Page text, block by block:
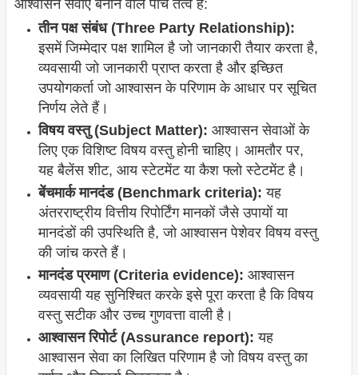
आश्वासन सेवाएं बनाने वाले पांच तत्व हैं:
तीन पक्ष संबंध (Three Party Relationship):
इसमें जिम्मेदार पक्ष शामिल है जो जानकारी तैयार करता है,
व्यवसायी जो जानकारी प्राप्त करता है और इच्छित
उपयोगकर्ता जो आश्वासन के परिणाम के आधार पर सूचित
निर्णय लेते हैं।
विषय वस्तु (Subject Matter): आश्वासन सेवाओं के
लिए एक विशिष्ट विषय वस्तु होनी चाहिए। आमतौर पर,
यह बैलेंस शीट, आय स्टेटमेंट या कैश फ्लो स्टेटमेंट है।
बेंचमार्क मानदंड (Benchmark criteria): यह
अंतरराष्ट्रीय वित्तीय रिपोर्टिंग मानकों जैसे उपायों या
मानदंडों की उपस्थिति है, जो आश्वासन पेशेवर विषय वस्तु
की जांच करते हैं।
मानदंड प्रमाण (Criteria evidence): आश्वासन
व्यवसायी यह सुनिश्चित करके इसे पूरा करता है कि विषय
वस्तु सटीक और उच्च गुणवत्ता वाली है।
आश्वासन रिपोर्ट (Assurance report): यह
आश्वासन सेवा का लिखित परिणाम है जो विषय वस्तु का